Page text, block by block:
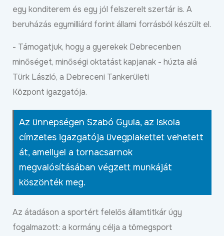
egy konditerem és egy jól felszerelt szertár is. A
beruházás egymilliárd forint állami forrásból készült el.
- Támogatjuk, hogy a gyerekek Debrecenben
minőséget, minőségi oktatást kapjanak - húzta alá
Türk László, a Debreceni Tankerületi
Központ igazgatója.
Az ünnepségen Szabó Gyula, az iskola
címzetes igazgatója üvegplakettet vehetett
át, amellyel a tornacsarnok
megvalósításában végzett munkáját
köszönték meg.
Az átadáson a sportért felelős államtitkár úgy
fogalmazott: a kormány célja a tömegsport